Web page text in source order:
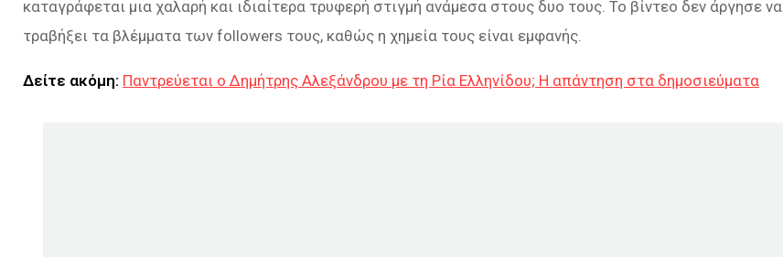
καταγράφεται μια χαλαρή και ιδιαίτερα τρυφερή στιγμή ανάμεσα στους δυο τους. Το βίντεο δεν άργησε να
τραβήξει τα βλέμματα των followers τους, καθώς η χημεία τους είναι εμφανής.
Δείτε ακόμη: Παντρεύεται ο Δημήτρης Αλεξάνδρου με τη Ρία Ελληνίδου; Η απάντηση στα δημοσιεύματα